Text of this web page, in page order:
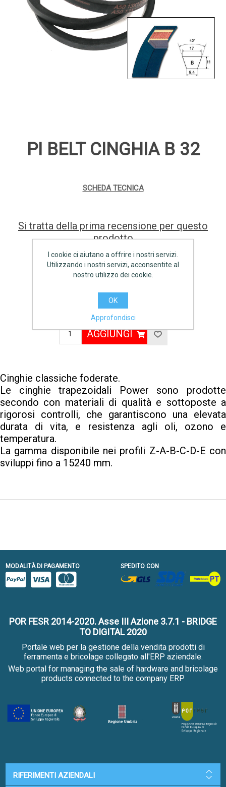
PI BELT CINGHIA B 32
SCHEDA TECNICA
Si tratta della prima recensione per questo
prodotto
Produttore: PI BELT
€4,10 IVA inclusa
AGGIUNGI
Cinghie classiche foderate.
Le cinghie trapezoidali Power sono prodotte
secondo con materiali di qualità e sottoposte a
rigorosi controlli, che garantiscono una elevata
durata di vita, e resistenza agli oli, ozono e
temperatura.
La gamma disponibile nei profili Z-A-B-C-D-E con
sviluppi fino a 15240 mm.
MODALITÀ DI PAGAMENTO SPEDITO CON
POR FESR 2014-2020. Asse III Azione 3.7.1 - BRIDGE
TO DIGITAL 2020
Portale web per la gestione della vendita prodotti di
ferramenta e bricolage collegato all'ERP aziendale.
Web portal for managing the sale of hardware and bricolage
products connected to the company ERP
RIFERIMENTI AZIENDALI
I cookie ci aiutano a offrire i nostri servizi.
Utilizzando i nostri servizi, acconsentite al
nostro utilizzo dei cookie.
OK
Approfondisci